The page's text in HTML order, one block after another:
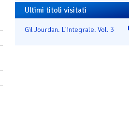
Ultimi titoli visitati
Gil Jourdan. L'integrale. Vol. 3